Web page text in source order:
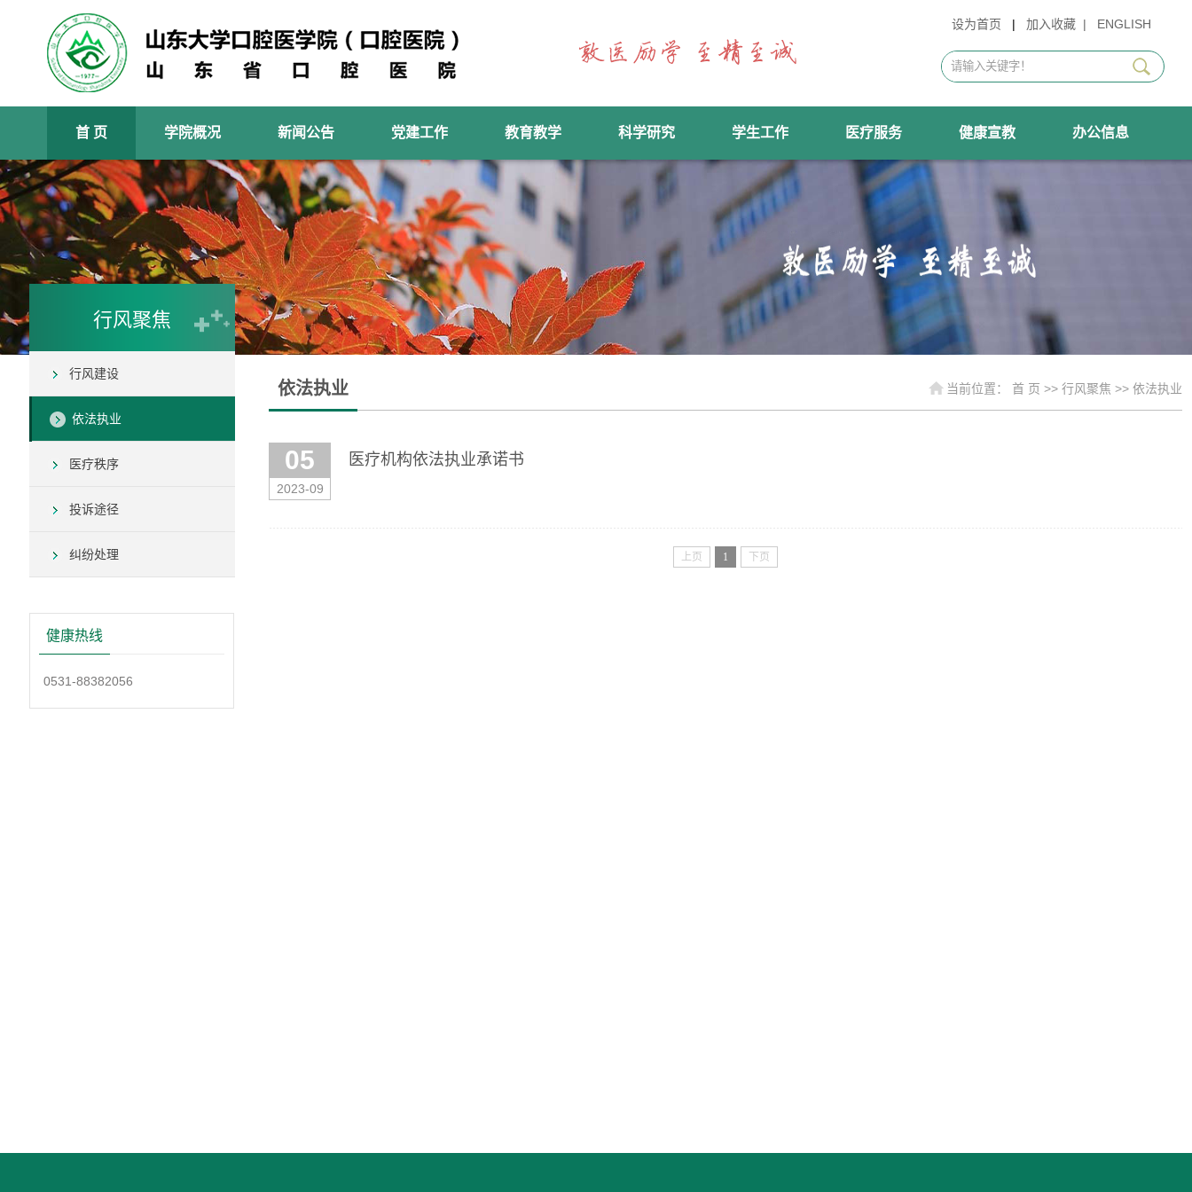
设为首页 | 加入收藏 | ENGLISH
首 页 学院概况 新闻公告 党建工作 教育教学 科学研究 学生工作 医疗服务 健康宣教 办公信息
行风聚焦
行风建设
依法执业
医疗秩序
投诉途径
纠纷处理
健康热线
0531-88382056
依法执业 当前位置： 首 页 >> 行风聚焦 >> 依法执业
05
2023-09
医疗机构依法执业承诺书
上页 1 下页